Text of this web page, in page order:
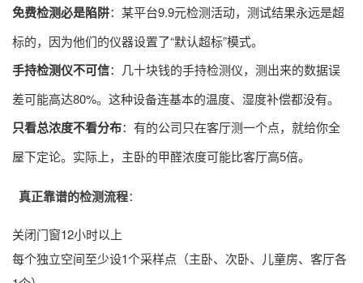
免费检测必是陷阱：某平台9.9元检测活动，测试结果永远是超
标的，因为他们的仪器设置了“默认超标”模式。
手持检测仪不可信：几十块钱的手持检测仪，测出来的数据误
差可能高达80%。这种设备连基本的温度、湿度补偿都没有。
只看总浓度不看分布：有的公司只在客厅测一个点，就给你全
屋下定论。实际上，主卧的甲醛浓度可能比客厅高5倍。
真正靠谱的检测流程：
关闭门窗12小时以上
每个独立空间至少设1个采样点（主卧、次卧、儿童房、客厅各